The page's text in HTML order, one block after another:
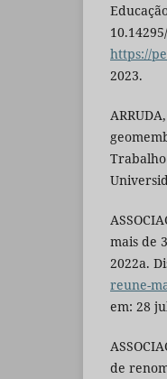
https://
2023.
mais de
2022a.
reune-
em: 28
de